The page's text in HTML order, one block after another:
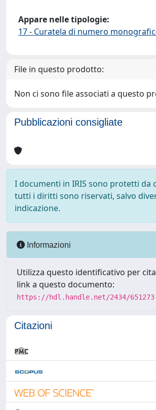
Appare nelle tipologie:
17 - Curatela di numero
File in questo prodotto:
Non ci sono file associati a questo
Pubblicazioni consigliate
I documenti in IRIS sono protetti da
tutti i diritti sono riservati, salvo
indicazione.
Informazioni
Utilizza questo identificativo per
link a questo documento:
https://hdl.handle.net/2434/651273
Citazioni